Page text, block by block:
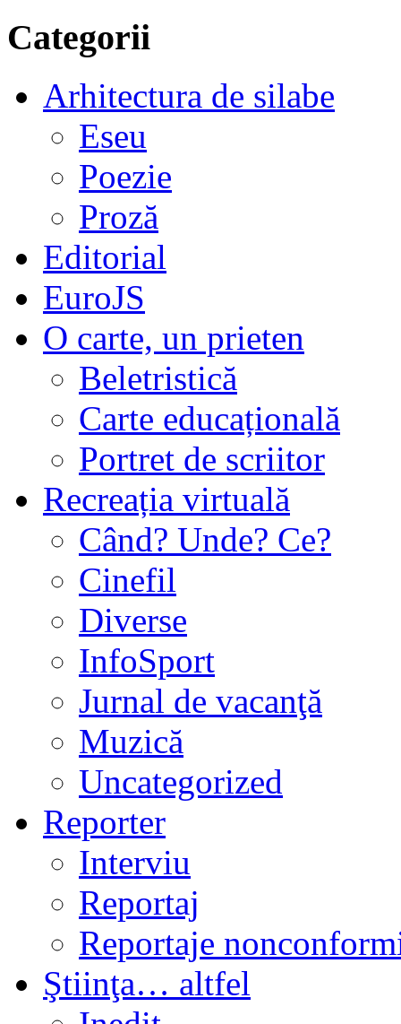
Categorii
Arhitectura de silabe
Eseu
Poezie
Proză
Editorial
EuroJS
O carte, un prieten
Beletristică
Carte educațională
Portret de scriitor
Recreația virtuală
Când? Unde? Ce?
Cinefil
Diverse
InfoSport
Jurnal de vacanţă
Muzică
Uncategorized
Reporter
Interviu
Reportaj
Reportaje
Ştiinţa… altfel